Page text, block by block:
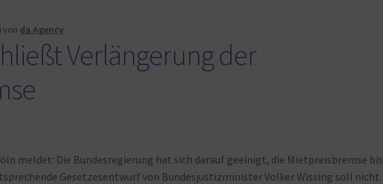
von da Agency
Verlängerung der
meldet: Die Bundesregierung hat sich darauf geeinigt, die Mietpreisbremse bis
Gesetzesentwurf von Bundesjustizminister Volker Wissing soll nicht